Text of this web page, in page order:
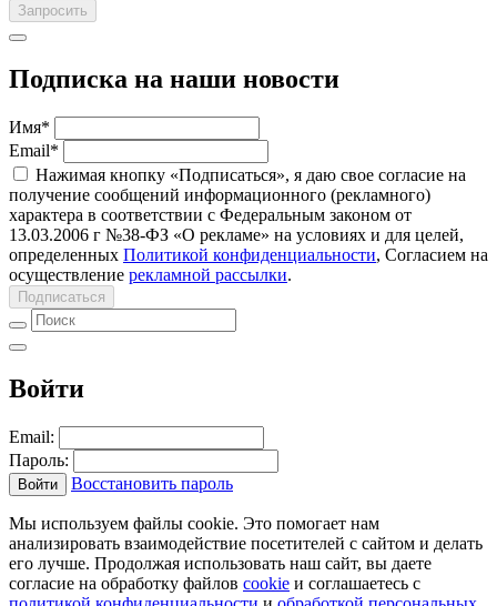
Запросить
Подписка на наши новости
Имя*
Email*
Нажимая кнопку «Подписаться», я даю свое согласие на
получение сообщений информационного (рекламного)
характера в соответствии с Федеральным законом от
13.03.2006 г №38-ФЗ «О рекламе» на условиях и для целей,
определенных Политикой конфиденциальности, Согласием на
осуществление рекламной рассылки.
Подписаться
Войти
Email:
Пароль:
Войти Восстановить пароль
Мы используем файлы cookie. Это помогает нам
анализировать взаимодействие посетителей с сайтом и делать
его лучше. Продолжая использовать наш сайт, вы даете
согласие на обработку файлов cookie и соглашаетесь с